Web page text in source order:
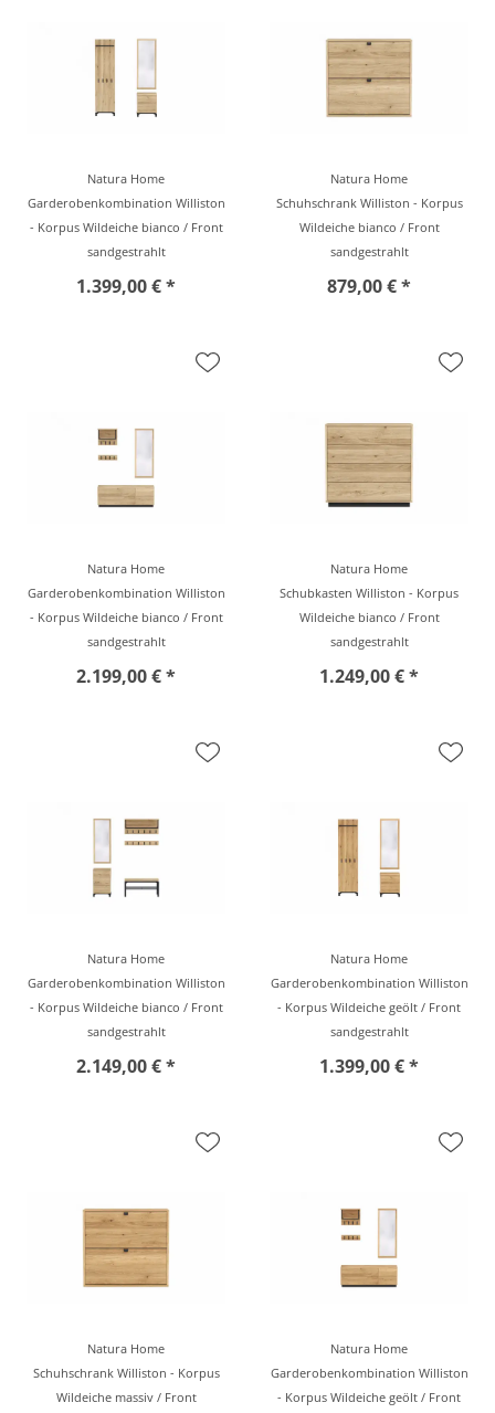
Natura Home
Garderobenkombination Williston
- Korpus Wildeiche bianco / Front
sandgestrahlt
1.399,00 € *
Natura Home
Schuhschrank Williston - Korpus
Wildeiche bianco / Front
sandgestrahlt
879,00 € *
Natura Home
Garderobenkombination Williston
- Korpus Wildeiche bianco / Front
sandgestrahlt
2.199,00 € *
Natura Home
Schubkasten Williston - Korpus
Wildeiche bianco / Front
sandgestrahlt
1.249,00 € *
Natura Home
Garderobenkombination Williston
- Korpus Wildeiche bianco / Front
sandgestrahlt
2.149,00 € *
Natura Home
Garderobenkombination Williston
- Korpus Wildeiche geölt / Front
sandgestrahlt
1.399,00 € *
Natura Home
Schuhschrank Williston - Korpus
Wildeiche massiv / Front
Natura Home
Garderobenkombination Williston
- Korpus Wildeiche geölt / Front